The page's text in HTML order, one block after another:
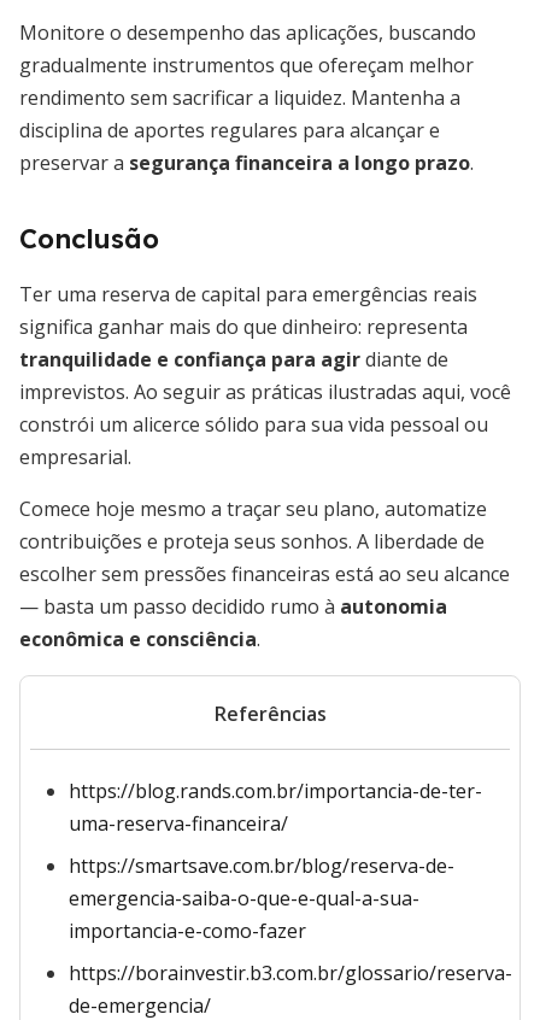
Monitore o desempenho das aplicações, buscando
gradualmente instrumentos que ofereçam melhor
rendimento sem sacrificar a liquidez. Mantenha a
disciplina de aportes regulares para alcançar e
preservar a segurança financeira a longo prazo.
Conclusão
Ter uma reserva de capital para emergências reais
significa ganhar mais do que dinheiro: representa
tranquilidade e confiança para agirdiante de
imprevistos. Ao seguir as práticas ilustradas aqui, você
constrói um alicerce sólido para sua vida pessoal ou
empresarial.
Comece hoje mesmo a traçar seu plano, automatize
contribuições e proteja seus sonhos. A liberdade de
escolher sem pressões financeiras está ao seu alcance
— basta um passo decidido rumo à autonomia
econômica e consciência.
Referências
https://blog.rands.com.br/importancia-de-ter-
uma-reserva-financeira/
https://smartsave.com.br/blog/reserva-de-
emergencia-saiba-o-que-e-qual-a-sua-
importancia-e-como-fazer
https://borainvestir.b3.com.br/glossario/reserva-
de-emergencia/